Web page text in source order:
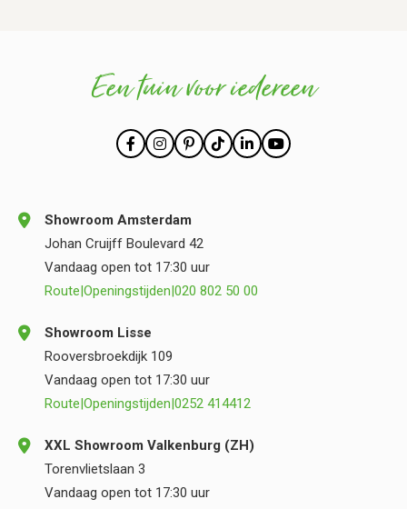
Een tuin voor iedereen
Showroom Amsterdam
Johan Cruijff Boulevard 42
Vandaag open tot 17:30 uur
Route Openingstijden 020 802 50 00
Showroom Lisse
Rooversbroekdijk 109
Vandaag open tot 17:30 uur
Route Openingstijden 0252 414412
XXL Showroom Valkenburg (ZH)
Torenvlietslaan 3
Vandaag open tot 17:30 uur